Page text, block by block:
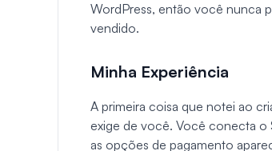
WordPress, então você nunca
vendido.
Minha Experiência
A primeira coisa que notei ao
exige de você. Você conecta o
as opções de pagamento